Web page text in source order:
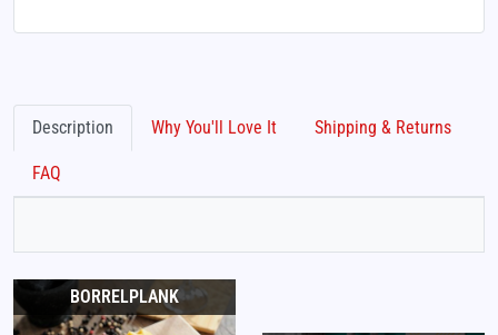
Description Why You'll Love It Shipping & Returns
FAQ
BORRELPLANK